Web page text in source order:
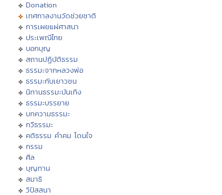
Donation
เทศกาลงานวัดช่วยชาติ
การเผยแผ่ศาสนา
ประเพณีไทย
บอกบุญ
สถานปฏิบัติธรรม
ธรรมะจากหลวงพ่อ
ธรรมะกับเยาวชน
นิทานธรรมะบันเทิง
ธรรมะบรรยาย
บทความธรรมะ
กวีธรรมะ
คติธรรม คำคม โดนใจ
กรรม
ศีล
บุญทาน
สมาธิ
วิปัสสนา